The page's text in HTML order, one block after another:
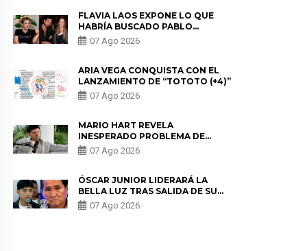
FLAVIA LAOS EXPONE LO QUE
HABRÍA BUSCADO PABLO
HEREDIA CON ALE FULLER: “UNA
DE LAS PARTES QUERÍA EL
07 Ago 2026
ARIA VEGA CONQUISTA CON EL
LANZAMIENTO DE “TOTOTO (+4)”
07 Ago 2026
MARIO HART REVELA
INESPERADO PROBLEMA DE
SALUD ANTES DE SEPARARSE DE
KORINA: “ME ENCONTRARON UN
07 Ago 2026
ÓSCAR JUNIOR LIDERARÁ LA
BELLA LUZ TRAS SALIDA DE SU
PADRE POR POLÉMICA CON
NALDY SALDAÑA
07 Ago 2026